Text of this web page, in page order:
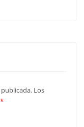
Los
*